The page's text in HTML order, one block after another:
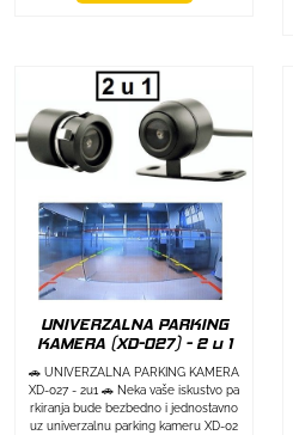
UNIVERZALNA PARKING
KAMERA (XD-027) - 2 u 1
🚗 UNIVERZALNA PARKING KAMERA
XD-027 - 2u1 🚗 Neka vaše iskustvo pa
rkiranja bude bezbedno i jednostavno
uz univerzalnu parking kameru XD-02